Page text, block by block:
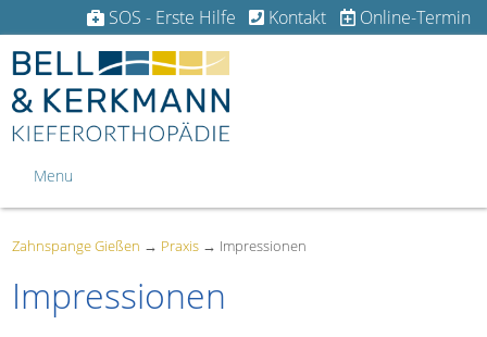
SOS - Erste Hilfe Kontakt Online-Termin
Menu
Zahnspange Gießen → Praxis → Impressionen
Impressionen